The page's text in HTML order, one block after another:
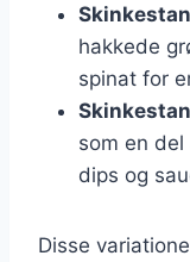
hakkede
spinat for
som en
dips og
Disse